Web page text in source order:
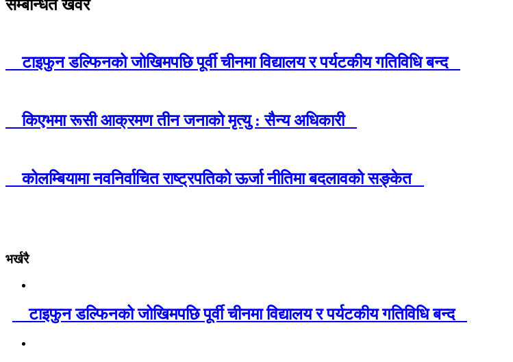
सम्बन्धित खवर
टाइफुन डल्फिनको जोखिमपछि पूर्वी चीनमा विद्यालय र पर्यटकीय गतिविधि बन्द
किएभमा रूसी आक्रमण तीन जनाको मृत्यु : सैन्य अधिकारी
कोलम्बियामा नवनिर्वाचित राष्ट्रपतिको ऊर्जा नीतिमा बदलावको सङ्केत
भर्खरै
टाइफुन डल्फिनको जोखिमपछि पूर्वी चीनमा विद्यालय र पर्यटकीय गतिविधि बन्द